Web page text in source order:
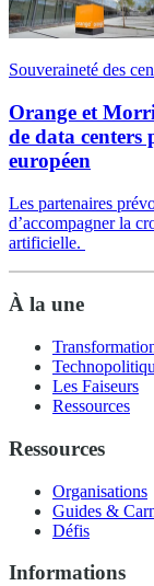
Souveraineté des
Orange et
de data centers
européen
Les partenaires
d’accompagner la
artificielle.
À la une
Les Faiseurs
Ressources
Ressources
Organisations
Guides &
Défis
Informations